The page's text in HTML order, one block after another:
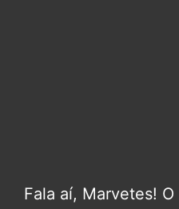
Fala aí, Marvetes! O